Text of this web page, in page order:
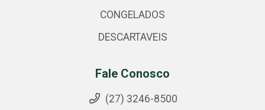
CONGELADOS
DESCARTAVEIS
Fale Conosco
(27) 3246-8500